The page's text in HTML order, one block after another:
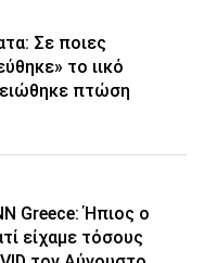
Σε ποιες
το ιικό
πτώση
Greece: Ήπιος ο
είχαμε τόσους